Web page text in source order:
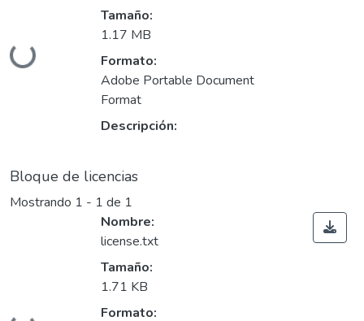
Cargando...
Tamaño:
1.17 MB
Formato:
Adobe Portable Document
Format
Descripción:
Bloque de licencias
Mostrando 1 - 1 de 1
Nombre:
license.txt
Tamaño:
1.71 KB
Formato: